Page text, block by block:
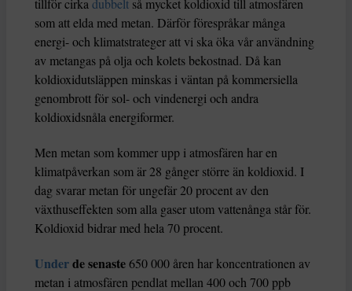
tillför cirka dubbelt så mycket koldioxid till atmosfären
som att elda med metan. Därför förespråkar många
energi- och klimatstrateger att vi ska öka vår användning
av metangas på olja och kolets bekostnad. Då kan
koldioxidutsläppen minskas i väntan på kommersiella
genombrott för sol- och vindenergi och andra
koldioxidsnåla energiformer.
Men metan som kommer upp i atmosfären har en
klimatpåverkan som är 28 gånger större än koldioxid. I
dag svarar metan för ungefär 20 procent av den
växthuseffekten som alla gaser utom vattenånga står för.
Koldioxid bidrar med hela 70 procent.
Underde senaste650 000 åren har koncentrationen av
metan i atmosfären pendlat mellan 400 och 700 ppb